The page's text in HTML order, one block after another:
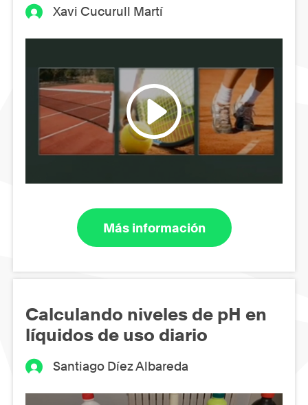
Xavi Cucurull Martí
Más información
Calculando niveles de pH en
líquidos de uso diario
Santiago Díez Albareda